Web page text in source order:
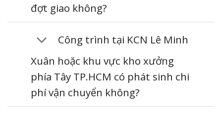
đợt giao không?
Công trình tại KCN Lê Minh
Xuân hoặc khu vực kho xưởng
phía Tây TP.HCM có phát sinh chi
phí vận chuyển không?